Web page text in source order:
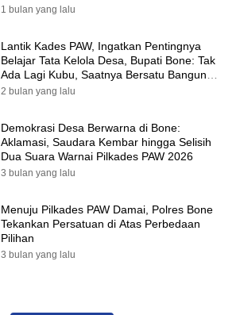
1 bulan yang lalu
Lantik Kades PAW, Ingatkan Pentingnya
Belajar Tata Kelola Desa, Bupati Bone: Tak
Ada Lagi Kubu, Saatnya Bersatu Bangun
Desa
2 bulan yang lalu
Demokrasi Desa Berwarna di Bone:
Aklamasi, Saudara Kembar hingga Selisih
Dua Suara Warnai Pilkades PAW 2026
3 bulan yang lalu
Menuju Pilkades PAW Damai, Polres Bone
Tekankan Persatuan di Atas Perbedaan
Pilihan
3 bulan yang lalu